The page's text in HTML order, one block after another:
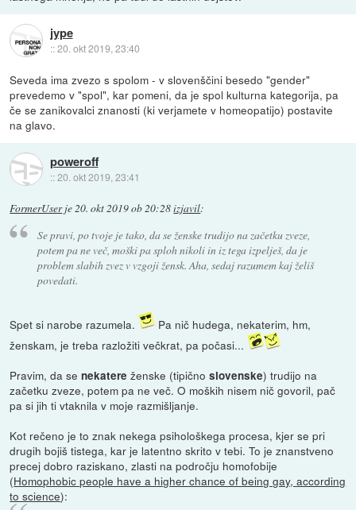
jype
::20. okt 2019, 23:40
Seveda ima zvezo s spolom - v slovenščini besedo "gender"
prevedemo v "spol", kar pomeni, da je spol kulturna kategorija, pa
če se zanikovalci znanosti (ki verjamete v homeopatijo) postavite
na glavo.
poweroff
::20. okt 2019, 23:41
FormerUserje20. okt 2019 ob 20:28izjavil:
Se pravi, po tvoje je tako, da se ženske trudijo na začetku zveze,
potem pa ne več, moški pa sploh nikoli in iz tega izpelješ, da je
problem slabih zvez v vzgoji žensk. Aha, sedaj razumem kaj želiš
povedati.
Spet si narobe razumela.
Pa nič hudega, nekaterim, hm,
ženskam, je treba razložiti večkrat, pa počasi...
Pravim, da senekatere ženske (tipičnoslovenske) trudijo na
začetku zveze, potem pa ne več. O moških nisem nič govoril, pač
pa si jih ti vtaknila v moje razmišljanje.
Kot rečeno je to znak nekega psihološkega procesa, kjer se pri
drugih bojiš tistega, kar je latentno skrito v tebi. To je znanstveno
precej dobro raziskano, zlasti na področju homofobije
(Homophobic people have a higher chance of being gay, according
to science):